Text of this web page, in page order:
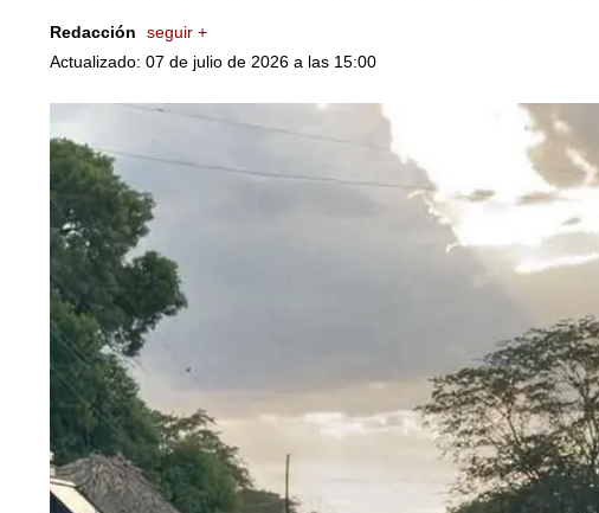
Redacción
seguir +
Actualizado: 07 de julio de 2026 a las 15:00